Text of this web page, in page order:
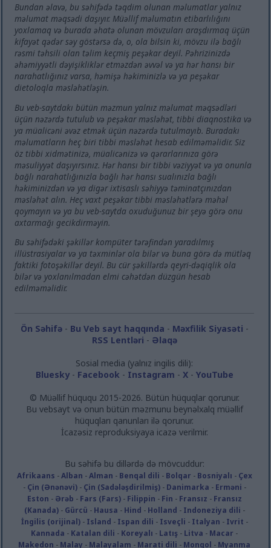
Bundan əlavə, bu səhifədə təqdim olunan məlumatlar yalnız
məlumat məqsədi daşıyır. Müəllif məlumatın etibarlılığını
yoxlamaq və burada əhatə olunan mövzuları araşdırmaq üçün
kifayət qədər səy göstərsə də, o, ola bilsin ki, mövzu ilə bağlı
rəsmi təhsili olan təlim keçmiş peşəkar deyil. Pəhrizinizdə
əhəmiyyətli dəyişikliklər etməzdən əvvəl və ya hər hansı bir
narahatlığınız varsa, həmişə həkiminizlə və ya peşəkar
dietoloqla məsləhətləşin.
Bu veb-saytdakı bütün məzmun yalnız məlumat məqsədləri
üçün nəzərdə tutulub və peşəkar məsləhət, tibbi diaqnostika və
ya müalicəni əvəz etmək üçün nəzərdə tutulmayıb. Buradakı
məlumatların heç biri tibbi məsləhət hesab edilməməlidir. Siz
öz tibbi xidmətinizə, müalicənizə və qərarlarınıza görə
məsuliyyət daşıyırsınız. Hər hansı bir tibbi vəziyyət və ya onunla
bağlı narahatlığınızla bağlı hər hansı sualınızla bağlı
həkiminizdən və ya digər ixtisaslı səhiyyə təminatçınızdan
məsləhət alın. Heç vaxt peşəkar tibbi məsləhətlərə məhəl
qoymayın və ya bu veb-saytda oxuduğunuz bir şeyə görə onu
axtarmağı gecikdirməyin.
Bu səhifədəki şəkillər kompüter tərəfindən yaradılmış
illüstrasiyalar və ya təxminlər ola bilər və buna görə də mütləq
faktiki fotoşəkillər deyil. Bu cür şəkillərdə qeyri-dəqiqlik ola
bilər və yoxlanılmadan elmi cəhətdən düzgün hesab
edilməməlidir.
Ön Səhifə- Bu Veb sayt haqqında - Məxfilik Siyasəti -
RSS Lentləri - Əlaqə
Sosial media (yalnız ingilis dili):
Bluesky- Facebook - Instagram - X- YouTube
© Müəllif hüququ 2015-2026. Bütün hüquqlar qorunur.
Bu vebsayt və onun bütün məzmunu beynəlxalq müəllif
hüquqları qanunları ilə qorunur.
İcazəsiz reproduksiyaya icazə verilmir.
Bu səhifə bu dillərdə də mövcuddur:
Afrikaans -Alban -Alman - Benqal dili - Bolqar - Bosniyalı - Çex
- Çin (Ənənəvi)- Çin (Sadələşdirilmiş)- Danimarka - Erməni -
Eston - Ərəb - Fars (Fars)- Filippin - Fin - Fransız - Fransız
(Kanada)- Gürcü - Hausa - Hind - Holland - Indoneziya dili -
İngilis (orijinal)- Island - Ispan dili - Isveçli - Italyan - Ivrit -
Kannada - Katalan dili - Koreyalı - Latış - Litva - Macar -
Makedon - Malay - Malayalam - Marati dili - Monqol - Myanma